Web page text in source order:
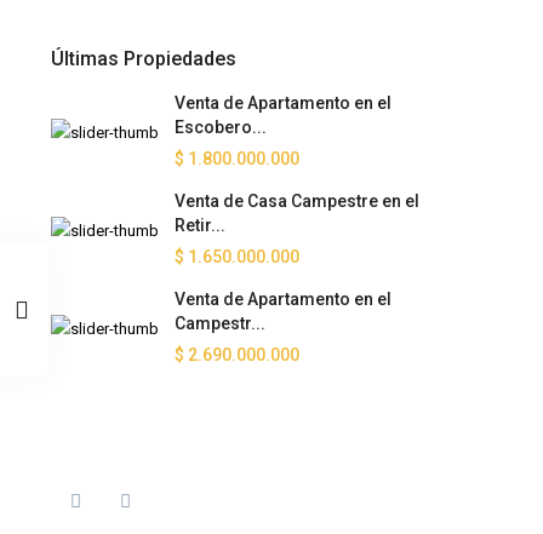
Últimas Propiedades
Venta de Apartamento en el
Escobero...
$ 1.800.000.000
Venta de Casa Campestre en el
Retir...
$ 1.650.000.000
Venta de Apartamento en el
Campestr...
$ 2.690.000.000